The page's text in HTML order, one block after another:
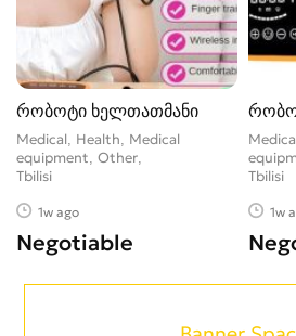
რობოტი ხელთათმანი
Medical, Health, Medical
equipment, Other
Tbilisi
1w ago
Negotiable
Tbilisi
1w